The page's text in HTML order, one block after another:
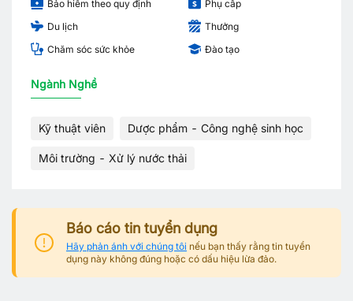
Bảo hiểm theo quy định
Phụ cấp
Du lịch
Thưởng
Chăm sóc sức khỏe
Đào tạo
Ngành Nghề
Kỹ thuật viên Dược phẩm - Công nghệ sinh học
Môi trường - Xử lý nước thải
Báo cáo tin tuyển dụng
Hãy phản ánh với chúng tôi nếu bạn thấy rằng tin tuyển
dụng này không đúng hoặc có dấu hiệu lừa đảo.